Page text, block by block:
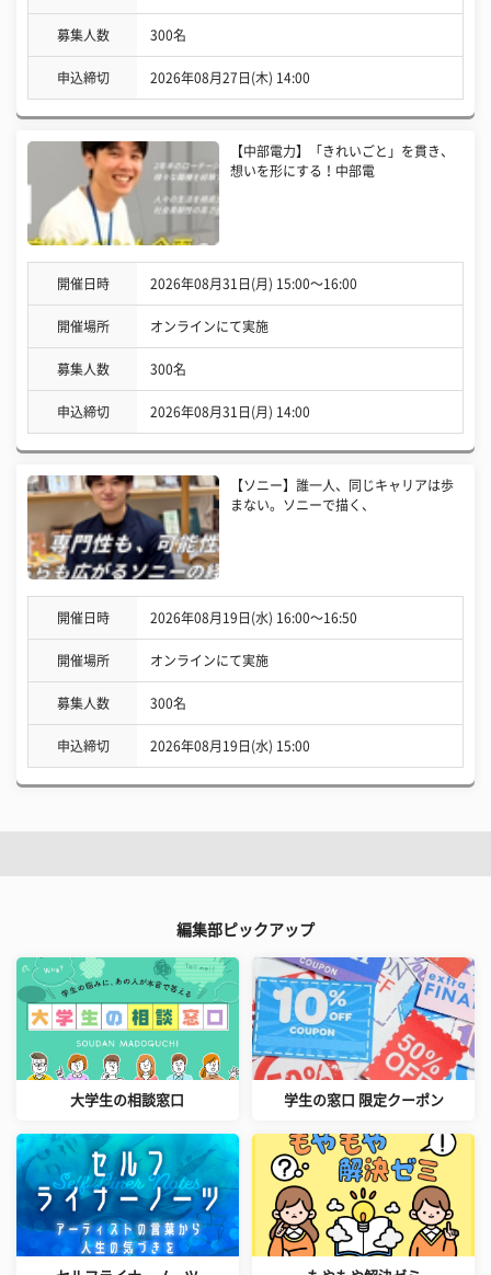
募集人数 300名
申込締切 2026年08月27日(木) 14:00
【中部電力】「きれいごと」を貫き、
想いを形にする！中部電
開催日時 2026年08月31日(月) 15:00〜16:00
開催場所 オンラインにて実施
募集人数 300名
申込締切 2026年08月31日(月) 14:00
【ソニー】誰一人、同じキャリアは歩
まない。ソニーで描く、
開催日時 2026年08月19日(水) 16:00〜16:50
開催場所 オンラインにて実施
募集人数 300名
申込締切 2026年08月19日(水) 15:00
編集部ピックアップ
大学生の相談窓口 学生の窓口 限定クーポン